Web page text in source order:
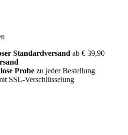
Standardversand ab € 39,90
Probe zu jeder Bestellung
SSL-Verschlüsselung